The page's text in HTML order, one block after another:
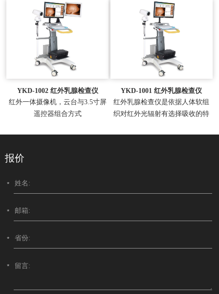
YKD-1002 红外乳腺检查仪
红外一体摄像机，云台与3.5寸屏
遥控器组合方式
YKD-1001 红外乳腺检查仪
红外乳腺检查仪是依据人体软组
织对红外光辐射有选择吸收的特
报价